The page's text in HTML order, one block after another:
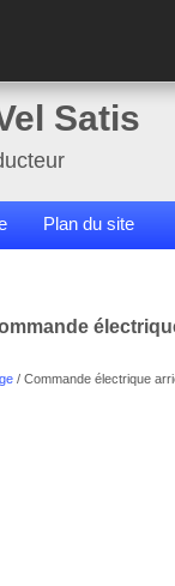
Satis
Plan du site
/ Commande électrique